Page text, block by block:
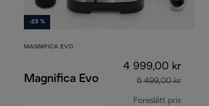
-23 %
MAGNIFICA EVO
Magnifica Evo
4 999,00 kr
6 499,00 kr
Foreslått pris